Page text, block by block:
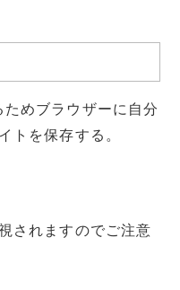
めブラウザーに自分
トを保存する。
されますのでご注意